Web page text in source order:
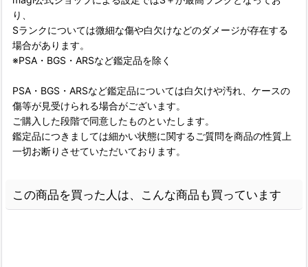
り、
Sランクについては微細な傷や白欠けなどのダメージが存在する
場合があります。
※PSA・BGS・ARSなど鑑定品を除く
PSA・BGS・ARSなど鑑定品については白欠けや汚れ、ケースの
傷等が見受けられる場合がございます。
ご購入した段階で同意したものといたします。
鑑定品につきましては細かい状態に関するご質問を商品の性質上
一切お断りさせていただいております。
この商品を買った人は、こんな商品も買っています